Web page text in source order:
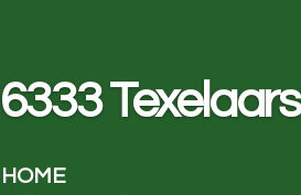
6333 Texelaars
HOME